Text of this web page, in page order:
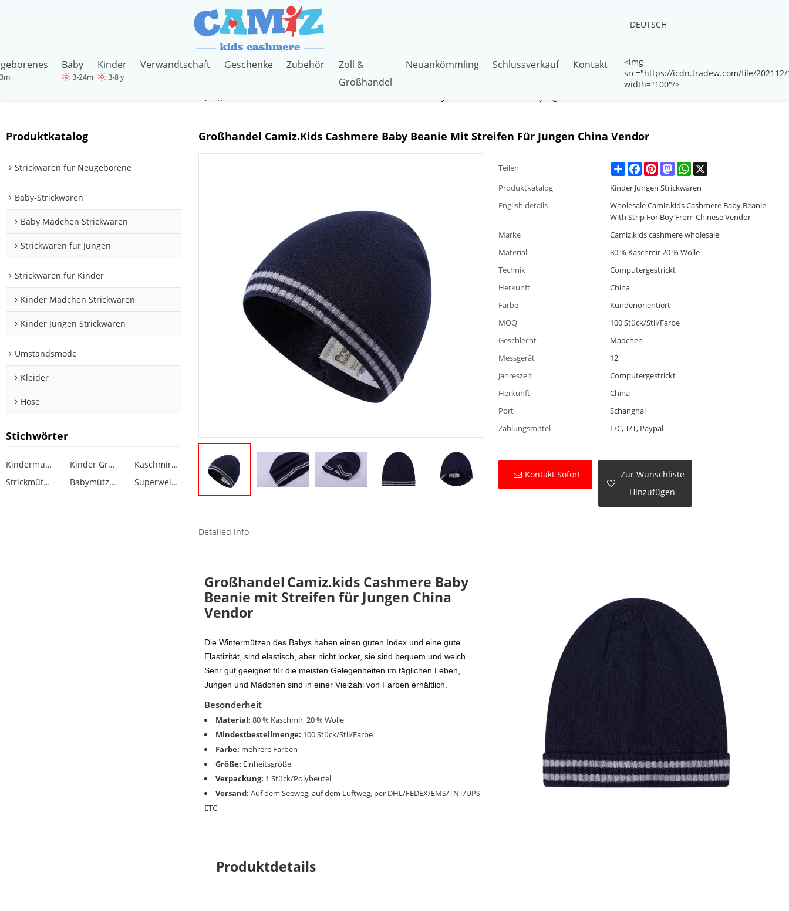
Baby Kinder Verwandtschaft Geschenke Zubehör
Zoll &
Großhandel
Neuankömmling Schlussverkauf Kontakt
DEUTSCH
<img
src="https://icdn.tradew.com/file/
width="100"/>
Produktkatalog
Strickwaren für Neugeborene
Baby-Strickwaren
Baby Mädchen Strickwaren
Strickwaren für Jungen
Strickwaren für Kinder
Kinder Mädchen Strickwaren
Kinder Jungen Strickwaren
Umstandsmode
Kleider
Hose
Stichwörter
Kindermütze Kinder Großhandel Mütze
Kaschmirmütze Kinder
Strickmütze mit Streifenmustern für Babys
Babymütze Design Mädchen Superweiche Kindermütze
Großhandel Camiz.kids Cashmere Baby Beanie Mit Streifen Für Jungen China Vendor
Teilen ShareFacebookPinterestMastodonWhatsApp
X
Produktkatalog
Kinder Jungen Strickwaren
English details
Wholesale Camiz.kids Cashmere Baby Beanie
With Strip For Boy From Chinese Vendor
Marke
Camiz.kids cashmere wholesale
Material
80 % Kaschmir 20 % Wolle
Technik
Computergestrickt
Herkunft
China
Farbe
Kundenorientiert
MOQ
100 Stück/Stil/Farbe
Geschlecht
Mädchen
Messgerät
12
Jahreszeit
Computergestrickt
Herkunft
China
Port
Schanghai
Zahlungsmittel
L/C, T/T, Paypal
Kontakt Sofort
Zur Wunschliste
Hinzufügen
Detailed Info
GroßhandelCamiz.kids Cashmere Baby
Beanie mit Streifen für Jungen China
Vendor
Die Wintermützen des Babys haben einen guten Index und eine gute
Elastizität, sind elastisch, aber nicht locker, sie sind bequem und weich.
Sehr gut geeignet für die meisten Gelegenheiten im täglichen Leben,
Jungen und Mädchen sind in einer Vielzahl von Farben erhältlich.
Besonderheit
Material: 80 % Kaschmir, 20 % Wolle
Mindestbestellmenge: 100 Stück/Stil/Farbe
Farbe: mehrere Farben
Größe: Einheitsgröße
Verpackung: 1 Stück/Polybeutel
Versand: Auf dem Seeweg, auf dem Luftweg, per DHL/FEDEX/EMS/TNT/UPS
ETC
Produktdetails